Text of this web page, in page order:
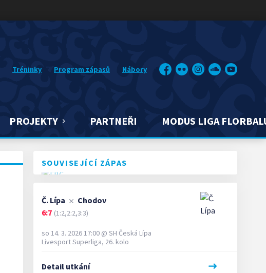
Tréninky Program zápasů Nábory Facebook
FlickrInstagramSoundcloud
YouTube
PROJEKTY PARTNEŘI MODUS LIGA
SOUVISEJÍCÍ ZÁPAS
Č. Lípa
Chodov
6:7 (1:2,2:2,3:3)
so 14. 3. 2026 17:00@ SH Česká Lípa
Livesport Superliga, 26. kolo
Detail utkání